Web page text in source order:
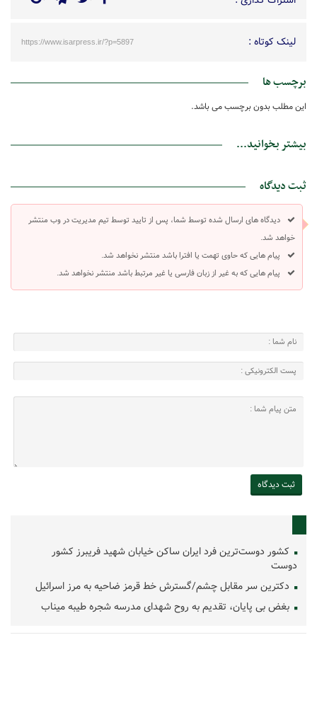
لینک کوتاه : https://www.isarpress.ir/?p=5897
برچسب ها
این مطلب بدون برچسب می باشد.
بیشتر بخوانید...
ثبت دیدگاه
دیدگاه های ارسال شده توسط شما، پس از تایید توسط تیم مدیریت در وب منتشر
خواهد شد.
پیام هایی که حاوی تهمت یا افترا باشد منتشر نخواهد شد.
پیام هایی که به غیر از زبان فارسی یا غیر مرتبط باشد منتشر نخواهد شد.
کشور دوست‌ترین فرد ایران ساکن خیابان شهید فریبرز کشور
دوست
دکترین سر مقابل چشم/گسترش خط قرمز ضاحیه به مرز اسرائیل
بغض بی پایان، تقدیم به روح شهدای مدرسه شجره طیبه میناب